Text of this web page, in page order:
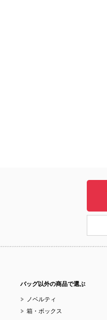
No.2-069
バッグ以外の商品で選ぶ
ノベルティ
箱・ボックス